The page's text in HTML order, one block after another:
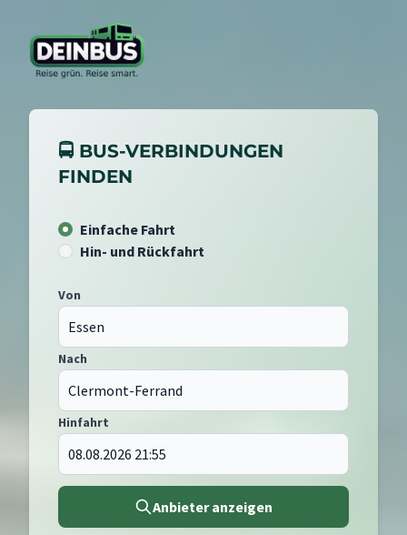
🚍 BUS-VERBINDUNGEN
FINDEN
Einfache Fahrt
Hin- und Rückfahrt
Von
Nach
Hinfahrt
Anbieter anzeigen